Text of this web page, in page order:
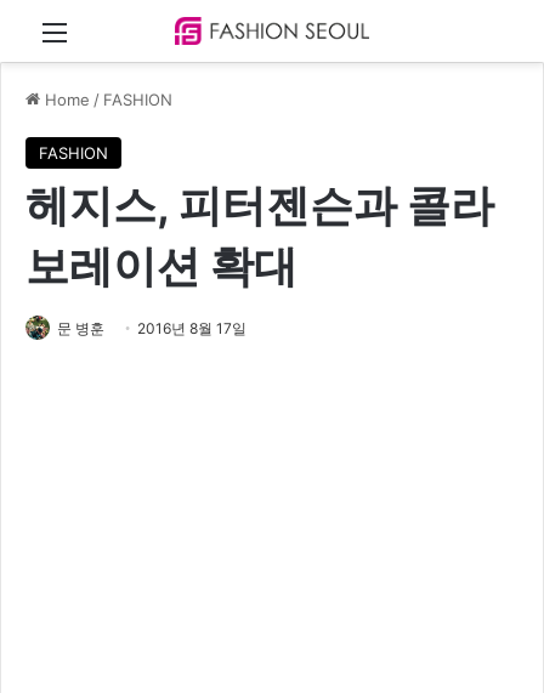
Home / FASHION
FASHION
헤지스, 피터젠슨과 콜라
보레이션 확대
문 병훈 2016년 8월 17일